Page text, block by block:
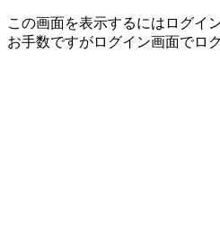
この画面を表示するにはログイ
お手数ですがログイン画面でロ